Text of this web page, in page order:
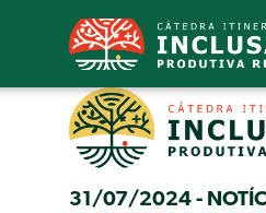
31/07/2024 -